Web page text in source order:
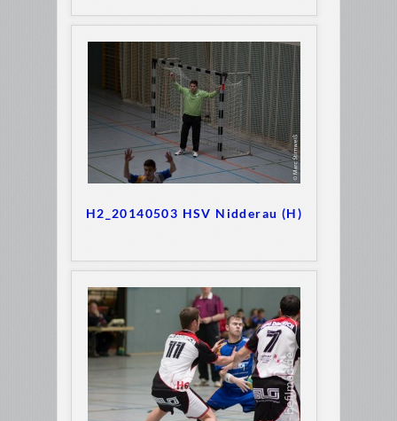
H2_20140503 HSV Nidderau (H)